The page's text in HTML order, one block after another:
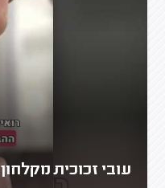
עובי זכוכית מקלחון